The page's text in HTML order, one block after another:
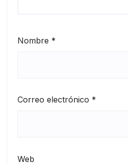
Nombre *
Correo electrónico *
Web